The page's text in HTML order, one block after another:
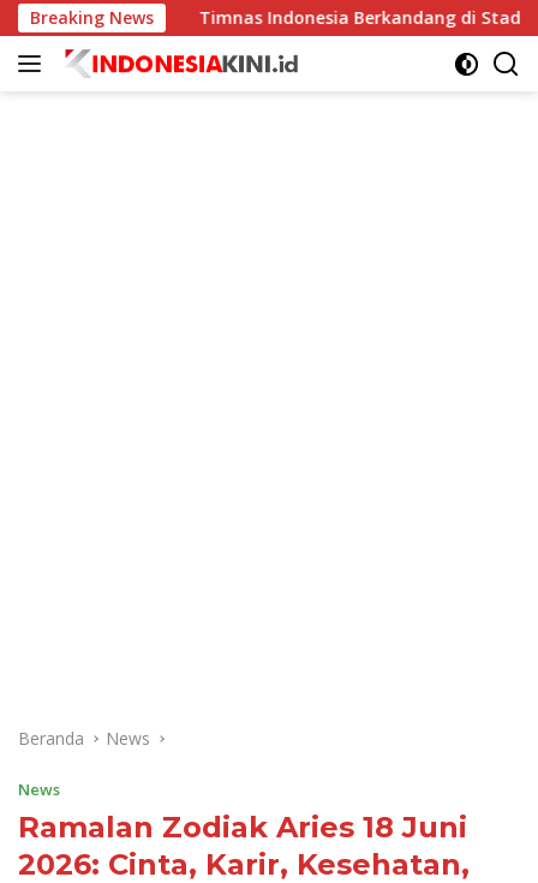
Langsung
ke
konten
Breaking NewsTimnas Indonesia Berkandang di Stadion
Beranda News
News
Ramalan Zodiak Aries 18 Juni
2026: Cinta, Karir, Kesehatan,